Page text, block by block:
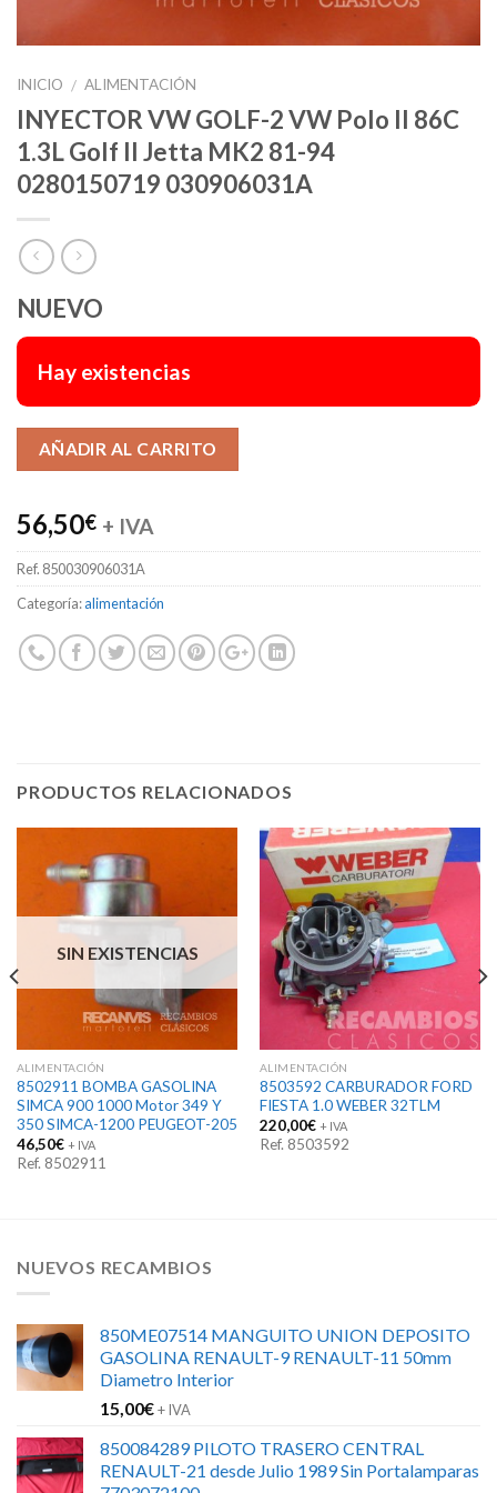
INICIO / ALIMENTACIÓN
INYECTOR VW GOLF-2 VW Polo II 86C
1.3L Golf II Jetta MK2 81-94
0280150719 030906031A
NUEVO
Hay existencias
AÑADIR AL CARRITO
56,50€ + IVA
Ref. 850030906031A
Categoría:alimentación
PRODUCTOS RELACIONADOS
SIN EXISTENCIAS
ALIMENTACIÓN
8502911 BOMBA GASOLINA
SIMCA 900 1000 Motor 349 Y
350 SIMCA-1200 PEUGEOT-205
46,50€ + IVA
Ref. 8502911
ALIMENTACIÓN
8503592 CARBURADOR FORD
FIESTA 1.0 WEBER 32TLM
220,00€ + IVA
Ref. 8503592
NUEVOS RECAMBIOS
850ME07514 MANGUITO UNION DEPOSITO
GASOLINA RENAULT-9 RENAULT-11 50mm
Diametro Interior
15,00€+ IVA
850084289 PILOTO TRASERO CENTRAL
RENAULT-21 desde Julio 1989 Sin Portalamparas